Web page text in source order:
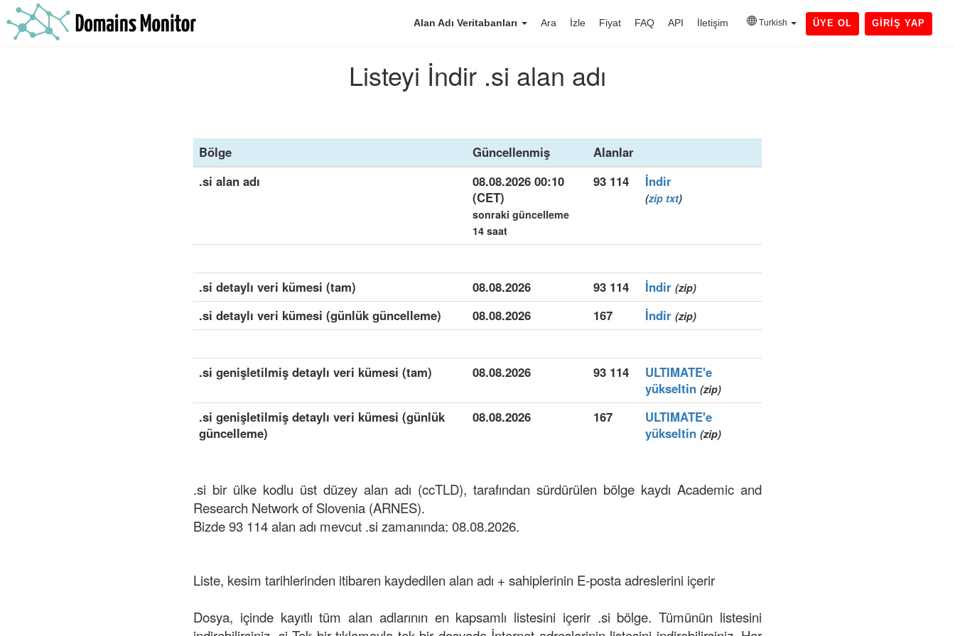
Alan Adı Veritabanları Ara İzle Fiyat FAQ API İletişim Turkish ÜYE OL GIRIŞ YAP
Listeyi İndir .si alan adı
Bölge Güncellenmiş
Alanlar
.si alan adı
08.08.2026 00:10
(CET)
sonraki güncelleme
14 saat
93 114 İndir
(zip txt)
.si detaylı veri kümesi (tam) 08.08.2026 93 114 İndir (zip)
.si detaylı veri kümesi (günlük güncelleme) 08.08.2026 167 İndir (zip)
.si genişletilmiş detaylı veri kümesi (tam) 08.08.2026 93 114
ULTIMATE'e
yükseltin (zip)
.si genişletilmiş detaylı veri kümesi (günlük
güncelleme)
08.08.2026 167
ULTIMATE'e
yükseltin (zip)
.si bir ülke kodlu üst düzey alan adı (ccTLD), tarafından sürdürülen bölge kaydı Academic and
Research Network of Slovenia (ARNES).
Bizde 93 114 alan adı mevcut .si zamanında: 08.08.2026.
Liste, kesim tarihlerinden itibaren kaydedilen alan adı + sahiplerinin E-posta adreslerini içerir
Dosya, içinde kayıtlı tüm alan adlarının en kapsamlı listesini içerir .si bölge. Tümünün listesini